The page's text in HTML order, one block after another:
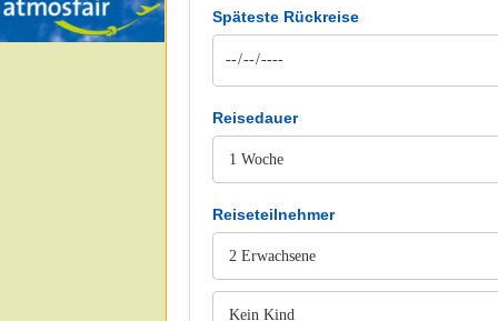
Späteste Rückreise
Reisedauer
Reiseteilnehmer